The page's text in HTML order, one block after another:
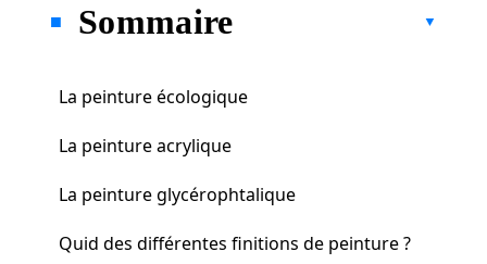
Sommaire
La peinture écologique
La peinture acrylique
La peinture glycérophtalique
Quid des différentes finitions de peinture ?